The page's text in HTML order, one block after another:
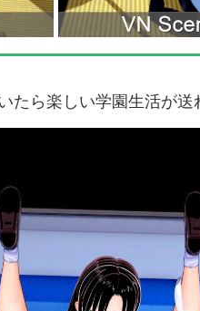
たら楽しい学園生活が